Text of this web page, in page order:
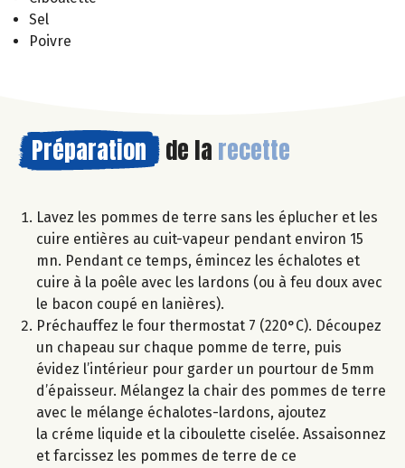
Sel
Poivre
Préparation de la recette
Lavez les pommes de terre sans les éplucher et les
cuire entières au cuit-vapeur pendant environ 15
mn. Pendant ce temps, émincez les échalotes et
cuire à la poêle avec les lardons (ou à feu doux avec
le bacon coupé en lanières).
Préchauffez le four thermostat 7 (220°C). Découpez
un chapeau sur chaque pomme de terre, puis
évidez l’intérieur pour garder un pourtour de 5mm
d’épaisseur. Mélangez la chair des pommes de terre
avec le mélange échalotes-lardons, ajoutez
la créme liquide et la ciboulette ciselée. Assaisonnez
et farcissez les pommes de terre de ce